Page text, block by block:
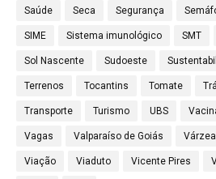
Saúde Seca Segurança
SIME Sistema imunológico SMT
Sol Nascente Sudoeste
Terrenos Tocantins Tomate
Transporte Turismo UBS
Vagas Valparaíso de Goiás
Viação Viaduto Vicente Pires